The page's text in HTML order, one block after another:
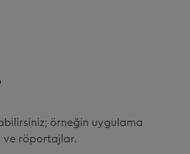
örneğin uygulama
ve röportajlar.